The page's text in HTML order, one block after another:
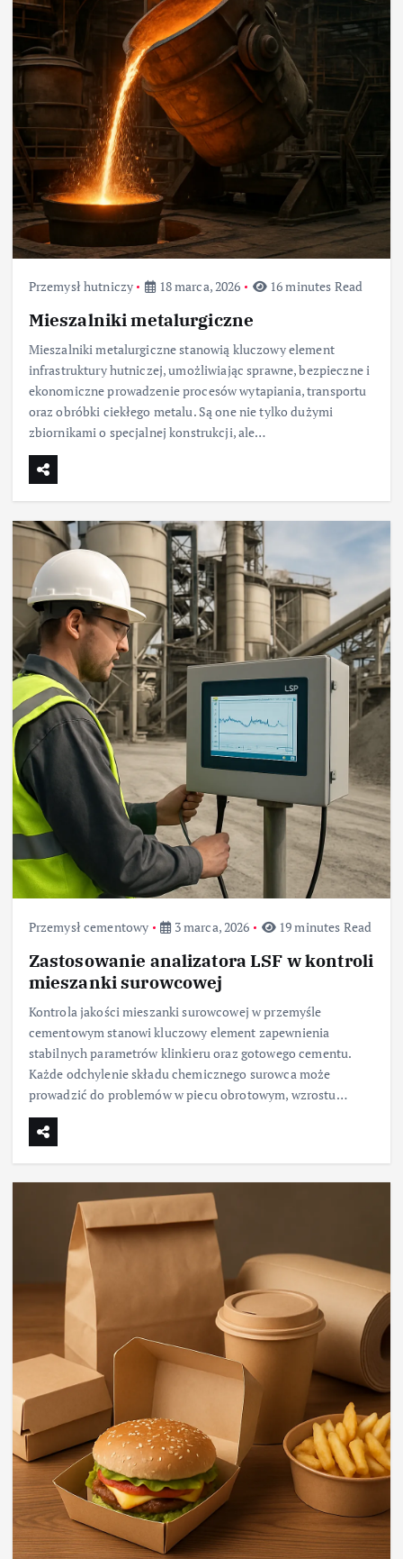
Przemysł hutniczy 18 marca, 2026 16 minutes Read
Mieszalniki metalurgiczne
Mieszalniki metalurgiczne stanowią kluczowy element
infrastruktury hutniczej, umożliwiając sprawne, bezpieczne i
ekonomiczne prowadzenie procesów wytapiania, transportu
oraz obróbki ciekłego metalu. Są one nie tylko dużymi
zbiornikami o specjalnej konstrukcji, ale…
Przemysł cementowy 3 marca, 2026 19 minutes Read
Zastosowanie analizatora LSF w kontroli
mieszanki surowcowej
Kontrola jakości mieszanki surowcowej w przemyśle
cementowym stanowi kluczowy element zapewnienia
stabilnych parametrów klinkieru oraz gotowego cementu.
Każde odchylenie składu chemicznego surowca może
prowadzić do problemów w piecu obrotowym, wzrostu…